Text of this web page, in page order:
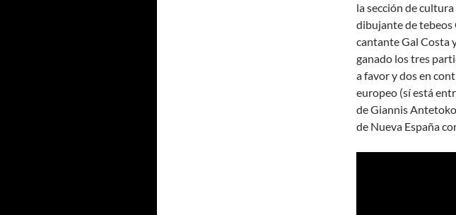
la sección de
dibujante de tebeos
cantante Gal Costa
ganado los tres
a favor y dos en
europeo (sí está
de Giannis
de Nueva España